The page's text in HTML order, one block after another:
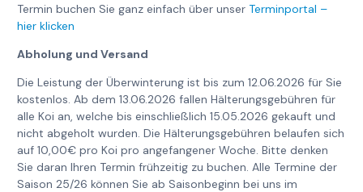
Termin buchen Sie ganz einfach über unserTerminportal –
hier klicken
Abholung und Versand
Die Leistung der Überwinterung ist bis zum 12.06.2026 für Sie
kostenlos. Ab dem 13.06.2026 fallen Hälterungsgebühren für
alle Koi an, welche bis einschließlich 15.05.2026 gekauft und
nicht abgeholt wurden. Die Hälterungsgebühren belaufen sich
auf 10,00€ pro Koi pro angefangener Woche. Bitte denken
Sie daran Ihren Termin frühzeitig zu buchen. Alle Termine der
Saison 25/26 können Sie ab Saisonbeginn bei uns im